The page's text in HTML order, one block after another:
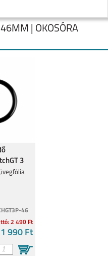
| OKOSÓRA
3
46
2 490 Ft
1 990 Ft